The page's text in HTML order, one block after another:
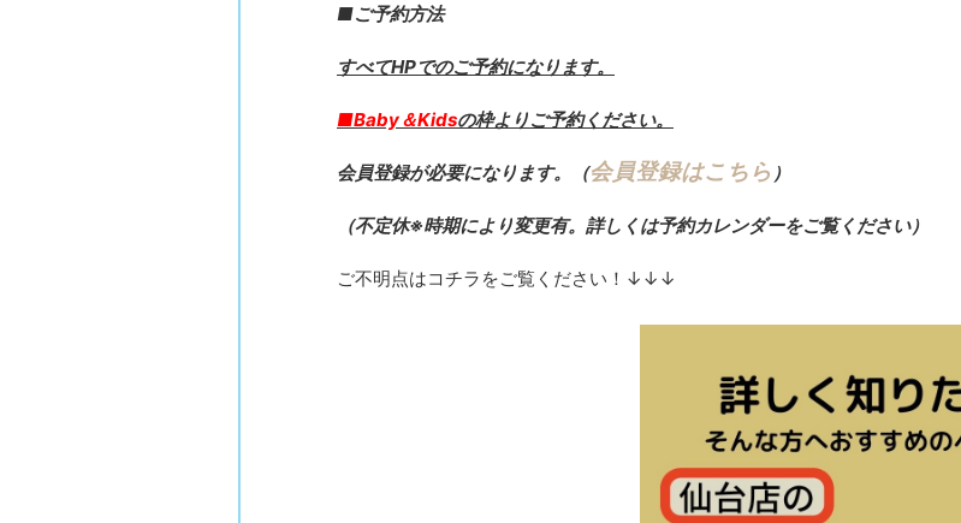
■ご予約方法
すべてHPでのご予約になります。
■Baby＆Kidsの枠よりご予約ください。
会員登録が必要になります。（会員登録はこちら ）
（不定休※時期により変更有。詳しくは予約カレンダーをご覧ください）
ご不明点はコチラをご覧ください！↓↓↓